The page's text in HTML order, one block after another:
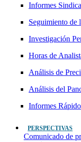
Informes
Seguimiento de
Investigación
Horas de
Análisis de
Análisis del
Informes
PERSPECTIVAS
Comunicado de